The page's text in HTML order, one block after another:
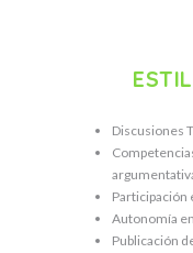
Discusiones
Participación
Autonomía
Publicación